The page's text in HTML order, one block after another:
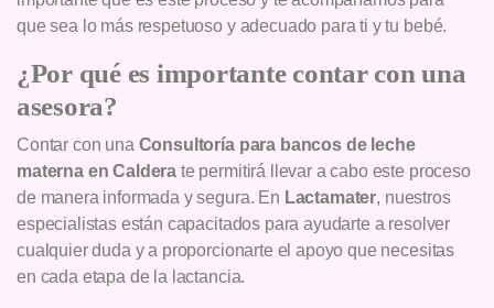
que sea lo más respetuoso y adecuado para ti y tu bebé.
¿Por qué es importante contar con una
asesora?
Contar con una Consultoría para bancos de leche
materna en Caldera te permitirá llevar a cabo este proceso
de manera informada y segura. En Lactamater, nuestros
especialistas están capacitados para ayudarte a resolver
cualquier duda y a proporcionarte el apoyo que necesitas
en cada etapa de la lactancia.